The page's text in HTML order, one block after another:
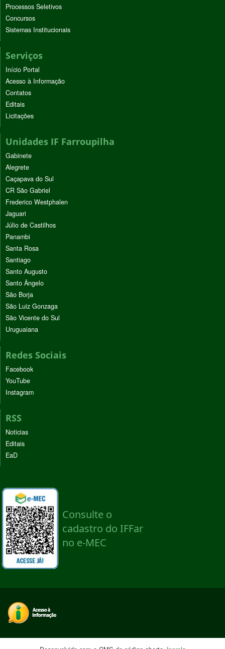
Processos Seletivos
Concursos
Sistemas Institucionais
Serviços
Início Portal
Acesso à Informação
Contatos
Editais
Licitações
Unidades IF Farroupilha
Gabinete
Alegrete
Caçapava do Sul
CR São Gabriel
Frederico Westphalen
Jaguari
Júlio de Castilhos
Panambi
Santa Rosa
Santiago
Santo Augusto
Santo Ângelo
São Borja
São Luiz Gonzaga
São Vicente do Sul
Uruguaiana
Redes Sociais
Facebook
YouTube
Instagram
RSS
Noticias
Editais
EaD